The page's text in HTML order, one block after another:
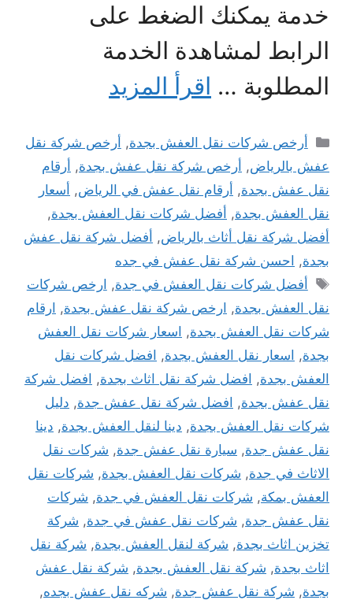
خدمة يمكنك الضغط على
الرابط لمشاهدة الخدمة
المطلوبة … اقرأ المزيد
التصنيفات
أرخص شركات نقل العفش بجدة, أرخص شركة نقل
عفش بالرياض, أرخص شركة نقل عفش بجدة, أرقام
نقل عفش بجدة, أرقام نقل عفش في الرياض, أسعار
نقل العفش بجدة, أفضل شركات نقل العفش بجدة,
أفضل شركة نقل أثاث بالرياض, أفضل شركة نقل عفش
بجدة, احسن شركة نقل عفش في جده
الوسوم
أفضل شركات نقل العفش في جدة, ارخص شركات
نقل العفش بجدة, ارخص شركة نقل عفش بجدة, ارقام
شركات نقل العفش بجدة, اسعار شركات نقل العفش
بجدة, اسعار نقل العفش بجدة, افضل شركات نقل
العفش بجدة, افضل شركة نقل اثاث بجدة, افضل شركة
نقل عفش بجدة, افضل شركة نقل عفش جدة, دليل
شركات نقل العفش بجدة, دينا لنقل العفش بجدة, دينا
نقل عفش جدة, سيارة نقل عفش جدة, شركات نقل
الاثاث في جدة, شركات نقل العفش بجدة, شركات نقل
العفش بمكة, شركات نقل العفش في جدة, شركات
نقل عفش جدة, شركات نقل عفش في جدة, شركة
تخزين اثاث بجدة, شركة لنقل العفش بجدة, شركة نقل
اثاث بجدة, شركة نقل العفش بجدة, شركة نقل عفش
بجدة, شركة نقل عفش جدة, شركه نقل عفش بجده,